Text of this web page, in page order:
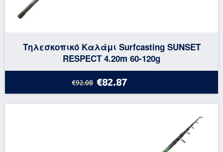
Τηλεσκοπικό Καλάμι Surfcasting SUNSET
RESPECT 4.20m 60-120g
€92.08 €82.87